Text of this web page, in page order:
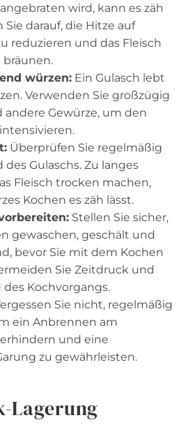
wird, kann es zäh
darauf, die Hitze auf
reduzieren und das Fleisch
würzen: Ein Gulasch lebt
Verwenden Sie großzügig
andere Gewürze, um den
Überprüfen Sie regelmäßig
des Gulaschs. Zu langes
Fleisch trocken machen,
Kochen es zäh lässt.
Stellen Sie sicher,
gewaschen, geschält und
bevor Sie mit dem Kochen
Sie Zeitdruck und
des Kochvorgangs.
Sie nicht, regelmäßig
ein Anbrennen am
und eine
zu gewährleisten.
Lagerung